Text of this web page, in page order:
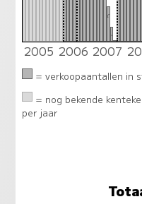
5
2
0
2005 2006 2007
= verkoopaantallen in
= nog bekende
per jaar